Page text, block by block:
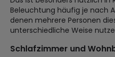
Beleuchtung häufig je nach
denen mehrere Personen
unterschiedliche Weise
Schlafzimmer und